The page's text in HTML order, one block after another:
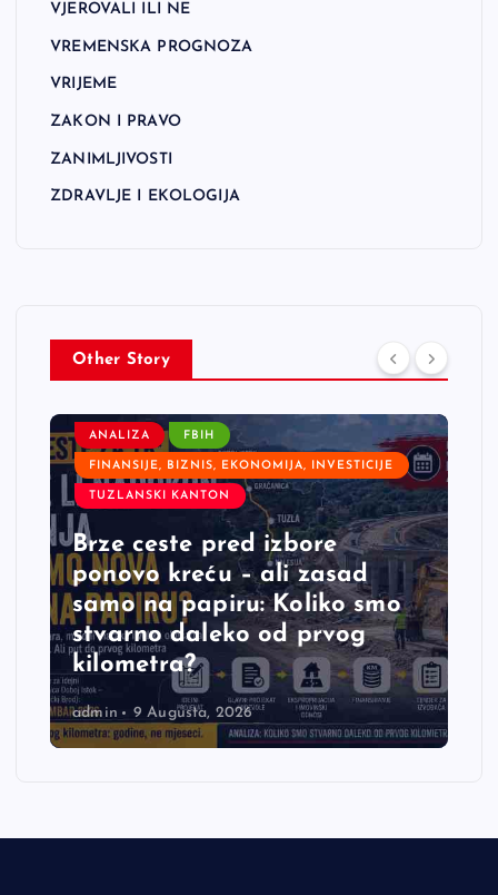
VJEROVALI ILI NE
VREMENSKA PROGNOZA
VRIJEME
ZAKON I PRAVO
ZANIMLJIVOSTI
ZDRAVLJE I EKOLOGIJA
Other Story
ANALIZA FBIH
FINANSIJE, BIZNIS, EKONOMIJA, INVESTICIJE
TUZLANSKI KANTON
Brze ceste pred izbore
ponovo kreću – ali zasad
samo na papiru: Koliko smo
stvarno daleko od prvog
kilometra?
admin 9 Augusta, 2026